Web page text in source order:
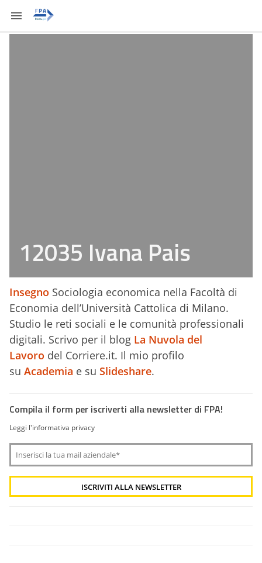
12035 Ivana Pais
Insegno Sociologia economica nella Facoltà di
Economia dell’Università Cattolica di Milano.
Studio le reti sociali e le comunità professionali
digitali. Scrivo per il blog La Nuvola del
Lavoro del Corriere.it. Il mio profilo
su Academia e su Slideshare.
Compila il form per iscriverti alla newsletter di FPA!
Leggi l'informativa privacy